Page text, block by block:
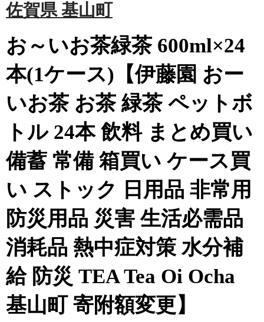
佐賀県 基山町
お～いお茶緑茶 600ml×24
本(1ケース)【伊藤園 おー
いお茶 お茶 緑茶 ペットボ
トル 24本 飲料 まとめ買い
備蓄 常備 箱買い ケース買
い ストック 日用品 非常用
防災用品 災害 生活必需品
消耗品 熱中症対策 水分補
給 防災 TEA Tea Oi Ocha
基山町 寄附額変更】